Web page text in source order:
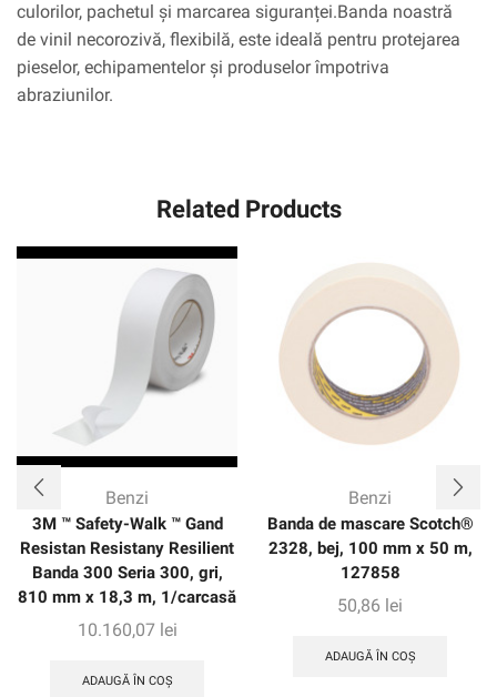
culorilor, pachetul și marcarea siguranței.Banda noastră
de vinil necorozivă, flexibilă, este ideală pentru protejarea
pieselor, echipamentelor și produselor împotriva
abraziunilor.
Related Products
Benzi
3M ™ Safety-Walk ™ Gand
Resistan Resistany Resilient
Banda 300 Seria 300, gri,
810 mm x 18,3 m, 1/carcasă
10.160,07 lei
ADAUGĂ ÎN COȘ
Benzi
Banda de mascare Scotch®
2328, bej, 100 mm x 50 m,
127858
50,86 lei
ADAUGĂ ÎN COȘ